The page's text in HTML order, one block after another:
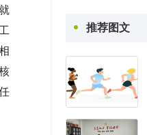
推荐图文